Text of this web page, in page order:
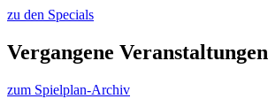
zu den Specials
Vergangene Veranstaltungen
zum Spielplan-Archiv